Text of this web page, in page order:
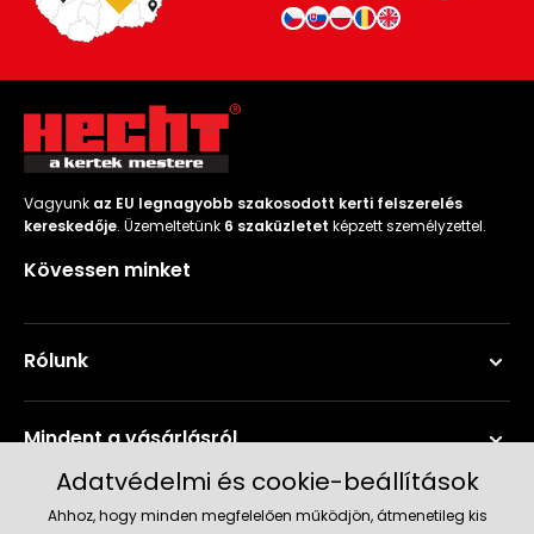
Vagyunk az EU legnagyobb szakosodott kerti felszerelés
kereskedője. Üzemeltetünk 6 szaküzletet képzett személyzettel.
Kövessen minket
Rólunk
Mindent a vásárlásról
Szerviz és támogatás
Adatvédelmi és cookie-beállítások
Ahhoz, hogy minden megfelelően működjön, átmenetileg kis